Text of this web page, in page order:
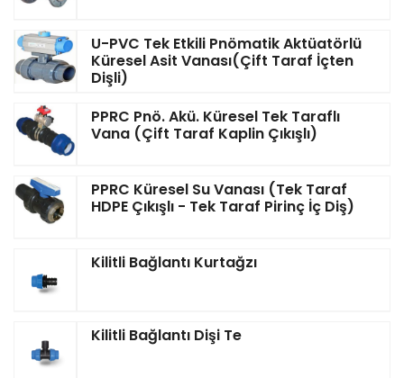
U-PVC Tek Etkili Pnömatik Aktüatörlü
Küresel Asit Vanası(Çift Taraf İçten
Dişli)
PPRC Pnö. Akü. Küresel Tek Taraflı
Vana (Çift Taraf Kaplin Çıkışlı)
PPRC Küresel Su Vanası (Tek Taraf
HDPE Çıkışlı - Tek Taraf Pirinç İç Diş)
Kilitli Bağlantı Kurtağzı
Kilitli Bağlantı Dişi Te